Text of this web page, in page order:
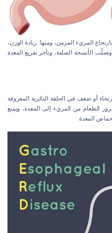
المريء المزمن، ومنها: زيادة الوزن،
الأنسجة الضامة، وتأخر تفريغ المعدة
أو ضعف في الحلقة الدائرية المعروفة
الطعام من المريء إلى المعدة، ويمنع
المعدة.